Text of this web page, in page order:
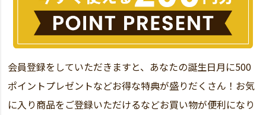
会員登録をしていただきますと、あなたの誕生日月に500
ポイントプレゼントなどお得な特典が盛りだくさん！お気
に入り商品をご登録いただけるなどお買い物が便利になり